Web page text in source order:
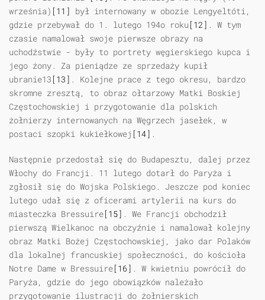
września) [11] był internowany w obozie Lengyeltóti,
gdzie przebywał do 1. lutego 194o roku [12] . W tym
czasie namalował swoje pierwsze obrazy na
uchodźstwie - były to portrety węgierskiego kupca i
jego żony. Za pieniądze ze sprzedaży kupił
ubranie13 [13] . Kolejne prace z tego okresu, bardzo
skromne zresztą, to obraz ołtarzowy Matki Boskiej
Częstochowskiej i przygotowanie dla polskich
żołnierzy internowanych na Węgrzech jasełek, w
postaci szopki kukiełkowej [14] .
Następnie przedostał się do Budapesztu, dalej przez
Włochy do Francji. 11 lutego dotarł do Paryża i
zgłosił się do Wojska Polskiego. Jeszcze pod koniec
lutego udał się z oficerami artylerii na kurs do
miasteczka Bressuire[15] . We Francji obchodził
pierwszą Wielkanoc na obczyźnie i namalował kolejny
obraz Matki Bożej Częstochowskiej, jako dar Polaków
dla lokalnej francuskiej społeczności, do kościoła
Notre Dame w Bressuire[16] . W kwietniu powrócił do
Paryża, gdzie do jego obowiązków należało
przygotowanie ilustracji do żołnierskich